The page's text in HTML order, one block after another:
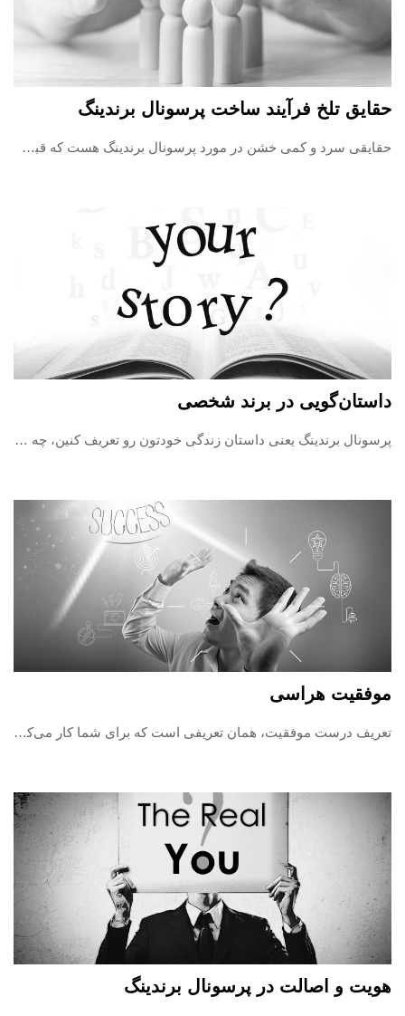
حقایق تلخ فرآیند ساخت پرسونال برندینگ
حقایقی سرد و کمی خشن در مورد پرسونال برندینگ هست که قبل از شروع باید بدونین.
داستان‌گویی در برند شخصی
پرسونال برندینگ یعنی داستان زندگی خودتون رو تعریف کنین، چه طور داستان‌تون رو خلق کنین، براساس اون زندگی کنین و بعد آن داستان رو برای مخاطبانِ درست تعریف کنین.
موفقیت هراسی
تعریف درست موفقیت، همان تعریفی است که برای شما کار می‌کند و با ویژگی‌های منحصربه‌فرد شخصیتی‌تان همخوانی دارد.
هویت و اصالت در پرسونال برندینگ